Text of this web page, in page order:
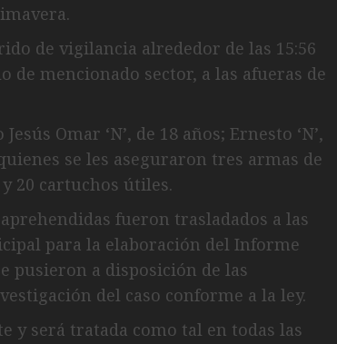
de vigilancia alrededor de las 15:56
de mencionado sector, a las afueras de
Omar ‘N’, de 18 años; Ernesto ‘N’,
se les aseguraron tres armas de
20 cartuchos útiles.
fueron trasladados a las
para la elaboración del Informe
pusieron a disposición de las
del caso conforme a la ley.
y será tratada como tal en todas las